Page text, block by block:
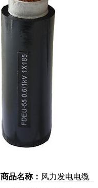
商品名称： 风力发电电缆